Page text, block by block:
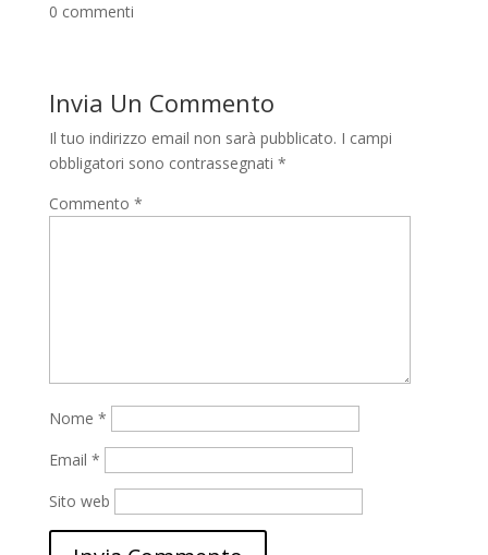
0 commenti
Invia Un Commento
Il tuo indirizzo email non sarà pubblicato. I campi
obbligatori sono contrassegnati *
Commento *
Nome *
Email *
Sito web